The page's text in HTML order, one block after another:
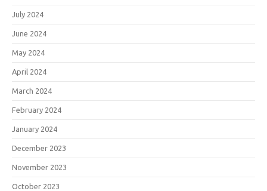
July 2024
June 2024
May 2024
April 2024
March 2024
February 2024
January 2024
December 2023
November 2023
October 2023